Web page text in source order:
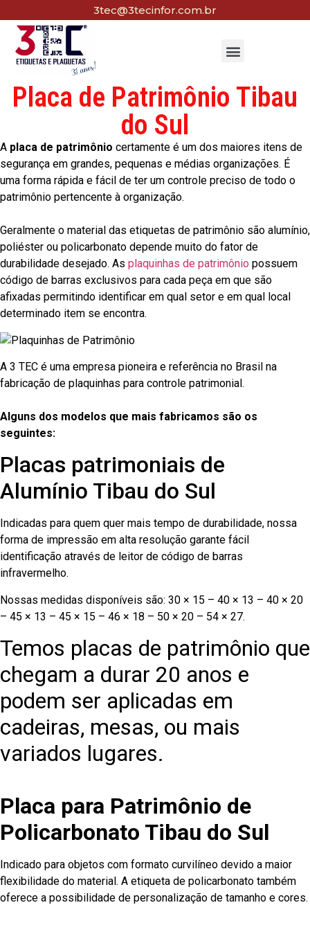
3tec@3tecinfor.com.br
Placa de Patrimônio Tibau
do Sul
A placa de patrimônio certamente é um dos maiores itens de
segurança em grandes, pequenas e médias organizações. É
uma forma rápida e fácil de ter um controle preciso de todo o
patrimônio pertencente à organização.
Geralmente o material das etiquetas de patrimônio são alumínio,
poliéster ou policarbonato depende muito do fator de
durabilidade desejado. As plaquinhas de patrimônio possuem
código de barras exclusivos para cada peça em que são
afixadas permitindo identificar em qual setor e em qual local
determinado item se encontra.
A 3 TEC é uma empresa pioneira e referência no Brasil na
fabricação de plaquinhas para controle patrimonial.
Alguns dos modelos que mais fabricamos são os
seguintes:
Placas patrimoniais de
Alumínio Tibau do Sul
Indicadas para quem quer mais tempo de durabilidade, nossa
forma de impressão em alta resolução garante fácil
identificação através de leitor de código de barras
infravermelho.
Nossas medidas disponíveis são: 30 × 15 – 40 × 13 – 40 × 20
– 45 × 13 – 45 × 15 – 46 × 18 – 50 × 20 – 54 × 27.
Temos placas de patrimônio que
chegam a durar 20 anos e
podem ser aplicadas em
cadeiras, mesas, ou mais
variados lugares.
Placa para Patrimônio de
Policarbonato Tibau do Sul
Indicado para objetos com formato curvilíneo devido a maior
flexibilidade do material. A etiqueta de policarbonato também
oferece a possibilidade de personalização de tamanho e cores.